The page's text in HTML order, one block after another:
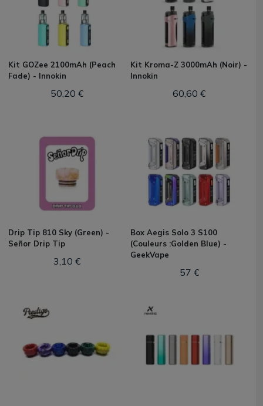
Kit GOZee 2100mAh (Peach
Fade) - Innokin
50,20 €
Kit Kroma-Z 3000mAh (Noir) -
Innokin
60,60 €
Drip Tip 810 Sky (Green) -
Señor Drip Tip
3,10 €
Box Aegis Solo 3 S100
(Couleurs :Golden Blue) -
GeekVape
57 €